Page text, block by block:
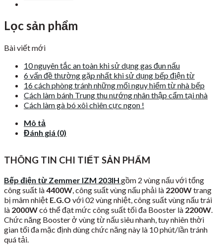
Lọc sản phẩm
Bài viết mới
10 nguyên tắc an toàn khi sử dụng gas đun nấu
6 vấn đề thường gặp nhất khi sử dụng bếp điện từ
16 cách phòng tránh những mối nguy hiểm từ nhà bếp
Cách làm bánh Trung thu nướng nhân thập cẩm tại nhà
Cách làm gà bó xôi chiên cực ngon !
Mô tả
Đánh giá (0)
THÔNG TIN CHI TIẾT SẢN PHẨM
Bếp điện từ Zemmer IZM 203IH gồm 2 vùng nấu với tổng
công suất là4400W, công suất vùng nấu phải là 2200Wtrang
bị mâm nhiệt E.G.O với 02 vùng nhiệt, công suất vùng nấu trái
là 2000Wcó thể đạt mức công suất tối đa Booster là 2200W.
Chức năng Booster ở vùng từ nấu siêu nhanh, tuy nhiên thời
gian tối đa mặc định dùng chức năng này là 10 phút/lần tránh
quá tải.